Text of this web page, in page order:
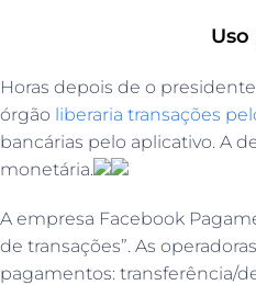
Horas depois de o
órgão liberaria transações
bancárias pelo aplicativo. A
monetária.
A empresa Facebook
de transações”. As
pagamentos: transferência/